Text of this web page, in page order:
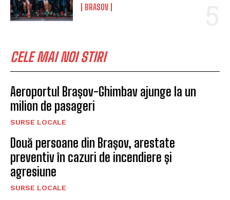
BRASOV
CELE MAI NOI STIRI
Aeroportul Brașov-Ghimbav ajunge la un
milion de pasageri
SURSE LOCALE
Două persoane din Brașov, arestate
preventiv în cazuri de incendiere și
agresiune
SURSE LOCALE